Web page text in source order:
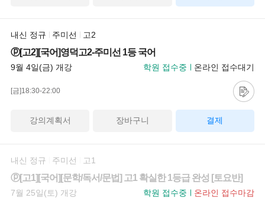
내신 정규 주미선 고2
ⓟ[고2][국어]영덕고2-주미선 1등 국어
9월 4일(금) 개강 학원 접수중 온라인 접수대기
[금]18:30-22:00
강의계획서 장바구니 결제
내신 정규 주미선 고1
ⓟ[고1][국어][문학/독서/문법] 고1 확실한 1등급 완성 [토요반]
7월 25일(토) 개강 학원 접수중 온라인 접수마감